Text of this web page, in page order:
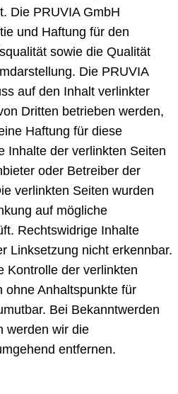
Die PRUVIA GmbH
und Haftung für den
sowie die Qualität
Die PRUVIA
auf den Inhalt verlinkter
Dritten betrieben werden,
Haftung für diese
Inhalte der verlinkten Seiten
oder Betreiber der
verlinkten Seiten wurden
auf mögliche
Rechtswidrige Inhalte
Linksetzung nicht erkennbar.
Kontrolle der verlinkten
ohne Anhaltspunkte für
Bei Bekanntwerden
werden wir die
entfernen.